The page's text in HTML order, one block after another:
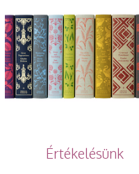
Értékelésünk